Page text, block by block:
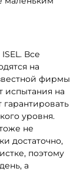
Все
на
фирмы
испытания на
уровня.
не
достаточно,
поэтому
а